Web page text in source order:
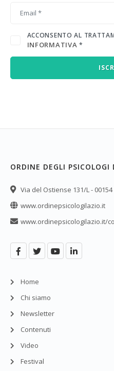
ACCONSENTO AL
INFORMATIVA *
ORDINE DEGLI PSICOLOGI
Via del Ostiense 131/L - 00154
www.ordinepsicologilazio.it
www.ordinepsicologilazio.it/
Home
Chi siamo
Newsletter
Contenuti
Video
Festival